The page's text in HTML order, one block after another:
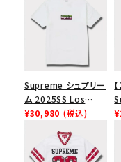
Supreme シュプリー
ム 2025SS Los
Angeles Fire Relief
イヤーリリーフボック
スロゴTシャツ ホワ
¥30,980 (税込)